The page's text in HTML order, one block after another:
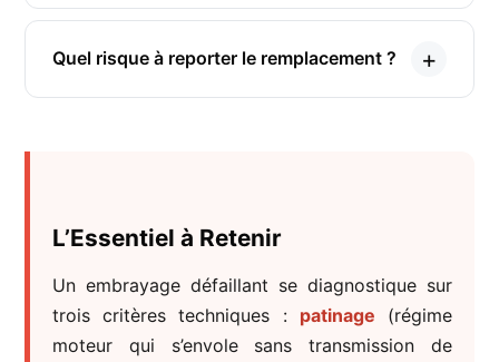
Quel risque à reporter le remplacement ?
L’Essentiel à Retenir
Un embrayage défaillant se diagnostique sur
trois critères techniques : patinage (régime
moteur qui s’envole sans transmission de